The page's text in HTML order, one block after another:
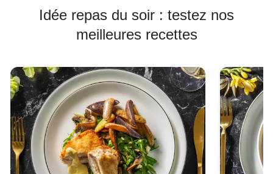
Idée repas du soir : testez nos
meilleures recettes